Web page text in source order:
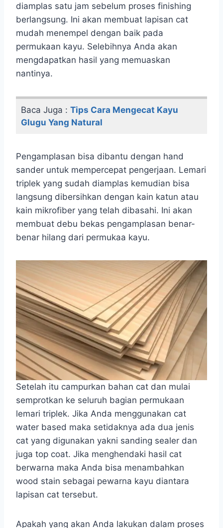
diamplas satu jam sebelum proses finishing
berlangsung. Ini akan membuat lapisan cat
mudah menempel dengan baik pada
permukaan kayu. Selebihnya Anda akan
mengdapatkan hasil yang memuaskan
nantinya.
Baca Juga : Tips Cara Mengecat Kayu
Glugu Yang Natural
Pengamplasan bisa dibantu dengan hand
sander untuk mempercepat pengerjaan. Lemari
triplek yang sudah diamplas kemudian bisa
langsung dibersihkan dengan kain katun atau
kain mikrofiber yang telah dibasahi. Ini akan
membuat debu bekas pengamplasan benar-
benar hilang dari permukaa kayu.
Setelah itu campurkan bahan cat dan mulai
semprotkan ke seluruh bagian permukaan
lemari triplek. Jika Anda menggunakan cat
water based maka setidaknya ada dua jenis
cat yang digunakan yakni sanding sealer dan
juga top coat. Jika menghendaki hasil cat
berwarna maka Anda bisa menambahkan
wood stain sebagai pewarna kayu diantara
lapisan cat tersebut.
Apakah yang akan Anda lakukan dalam proses